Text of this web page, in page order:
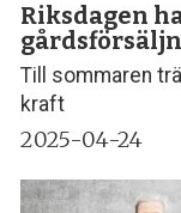
Riksdagen
Till sommaren
kraft
2025-04-24